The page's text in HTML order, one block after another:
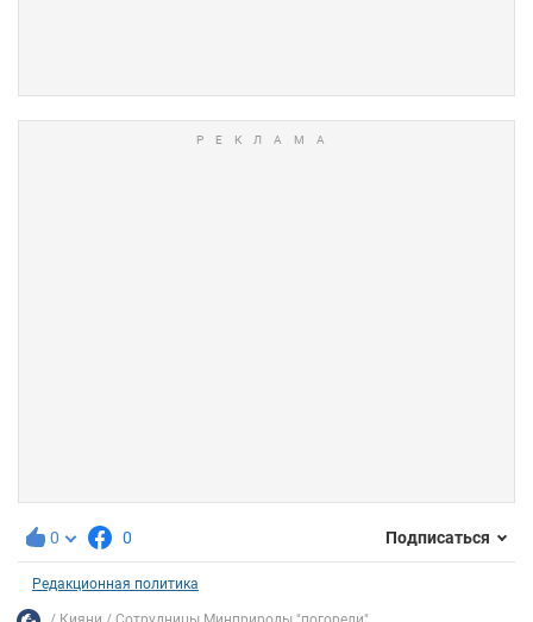
0 0 Подписаться
Редакционная политика